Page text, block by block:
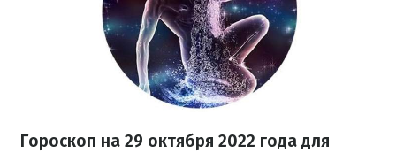
Гороскоп на 29 октября 2022 года для